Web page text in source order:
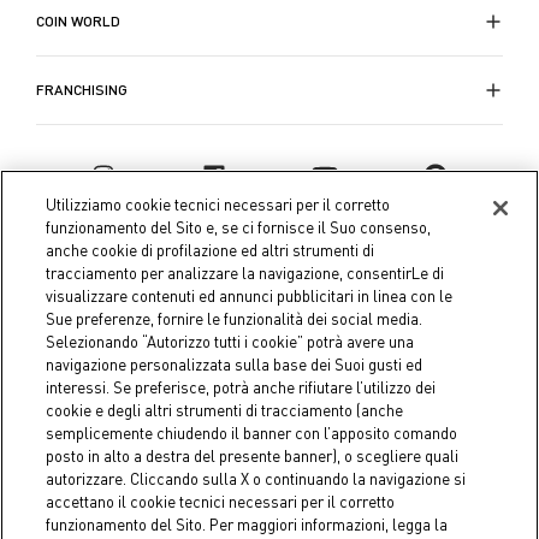
COIN WORLD
FRANCHISING
Coin S.p.A. Tax code / VAT number 04391480276, share capital
€ 10.000.000,00 fully paid up
Company data Cookie Policy Privacy Policy
Legal
Notice
Utilizziamo cookie tecnici necessari per il corretto
funzionamento del Sito e, se ci fornisce il Suo consenso,
anche cookie di profilazione ed altri strumenti di
tracciamento per analizzare la navigazione, consentirLe di
visualizzare contenuti ed annunci pubblicitari in linea con le
Sue preferenze, fornire le funzionalità dei social media.
Selezionando “Autorizzo tutti i cookie” potrà avere una
navigazione personalizzata sulla base dei Suoi gusti ed
interessi. Se preferisce, potrà anche rifiutare l’utilizzo dei
cookie e degli altri strumenti di tracciamento (anche
semplicemente chiudendo il banner con l’apposito comando
posto in alto a destra del presente banner), o scegliere quali
autorizzare. Cliccando sulla X o continuando la navigazione si
accettano il cookie tecnici necessari per il corretto
funzionamento del Sito. Per maggiori informazioni, legga la